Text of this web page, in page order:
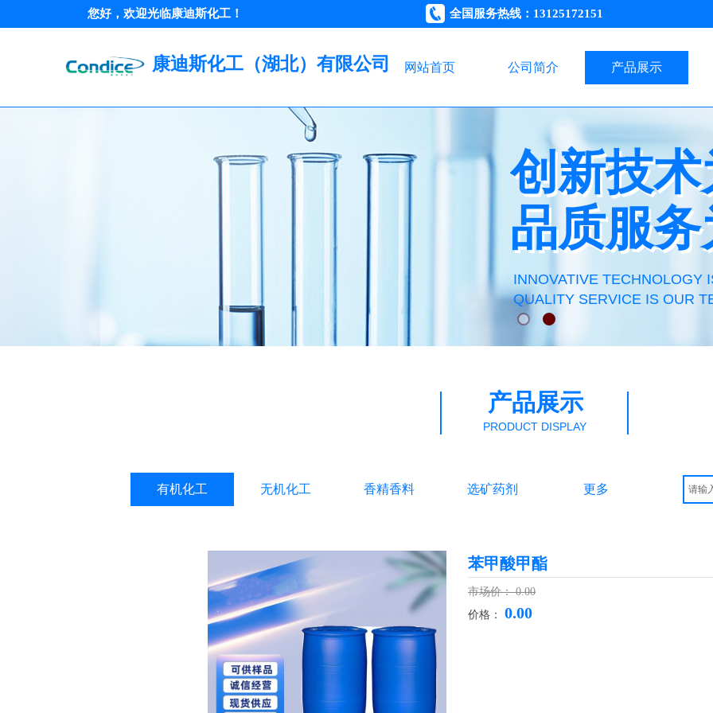
全国服务热线：13125172151
您好，欢迎光临康迪斯化工！
网站首页 公司简介 产品展示
康迪斯化工（湖北）有限公司
创新技
品质服
创新技
品质服
INNOVATIVE TECHNOLOGY
QUALITY SERVICE IS OUR
产品展示
PRODUCT DISPLAY
有机化工 无机化工 香精香料 选矿药剂 更多
苯甲酸甲酯
市场价：0.00
价格： 0.00